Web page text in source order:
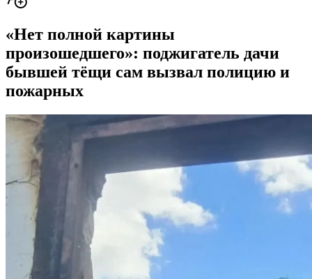
«Нет полной картины
произошедшего»: поджигатель дачи
бывшей тёщи сам вызвал полицию и
пожарных